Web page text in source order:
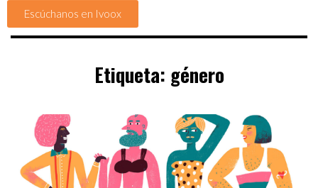
Escúchanos en Ivoox
Etiqueta: género